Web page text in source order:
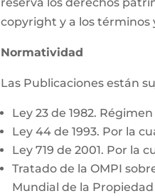
copyright y a los términos
Normatividad
Las Publicaciones están
Ley 23 de 1982.
Ley 44 de 1993. Por la
Ley 719 de 2001. Por la
Tratado de la OMPI
Mundial de la